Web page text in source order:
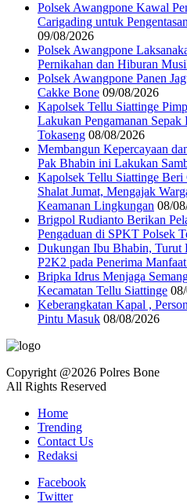
‎Polsek Awangpone Kawal
Carigading untuk
09/08/2026
‎Polsek Awangpone
Pernikahan dan Hiburan
Polsek Awangpone Panen
Cakke Bone 09/08/2026
Kapolsek Tellu Siattinge
Lakukan Pengamanan
Tokaseng 08/08/2026
Membangun Kepercayaan
Pak Bhabin ini Lakukan
Kapolsek Tellu Siattinge Beri
Shalat Jumat, Mengajak
Keamanan Lingkungan 08/
Brigpol Rudianto Berikan
Pengaduan di SPKT Polsek
Dukungan Ibu Bhabin, Turut
P2K2 pada Penerima
Bripka Idrus Menjaga
Kecamatan Tellu Siattinge
Keberangkatan Kapal ,
Pintu Masuk 08/08/2026
Copyright @2026 Polres Bone
All Rights Reserved
Home
Trending
Contact Us
Redaksi
Facebook
Twitter